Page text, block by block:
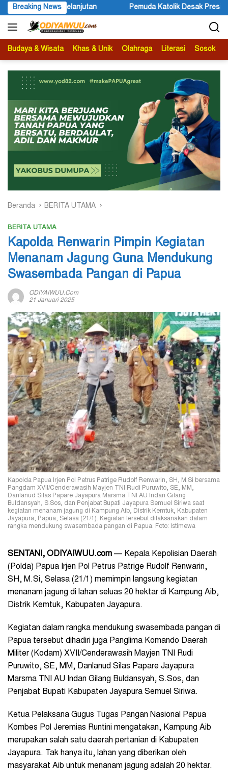
Langsung
ke
konten
Breaking News
Desak Presiden Beri Atensi Terkait Peristiwa yang Menimpa
Budaya & Wisata Khas & Unik Olahraga Literasi Sosok
Beranda BERITA UTAMA
BERITA UTAMA
Kapolda Renwarin Pimpin Kegiatan
Menanam Jagung Guna Mendukung
Swasembada Pangan di Papua
ODIYAIWUU.com
21 Januari 2025
Kapolda Papua Irjen Pol Petrus Patrige Rudolf Renwarin, SH, M.Si bersama
Pangdam XVII/Cenderawasih Mayjen TNI Rudi Puruwito, SE, MM,
Danlanud Silas Papare Jayapura Marsma TNI AU Indan Gilang
Buldansyah, S.Sos, dan Penjabat Bupati Jayapura Semuel Siriwa saat
kegiatan menanam jagung di Kampung Aib, Distrik Kemtuk, Kabupaten
Jayapura, Papua, Selasa (21/1). Kegiatan tersebut dilaksanakan dalam
rangka mendukung swasembada pangan di Papua. Foto: Istimewa
SENTANI, ODIYAIWUU.com — Kepala Kepolisian Daerah
(Polda) Papua Irjen Pol Petrus Patrige Rudolf Renwarin,
SH, M.Si, Selasa (21/1) memimpin langsung kegiatan
menanam jagung di lahan seluas 20 hektar di Kampung Aib,
Distrik Kemtuk, Kabupaten Jayapura.
Kegiatan dalam rangka mendukung swasembada pangan di
Papua tersebut dihadiri juga Panglima Komando Daerah
Militer (Kodam) XVII/Cenderawasih Mayjen TNI Rudi
Puruwito, SE, MM, Danlanud Silas Papare Jayapura
Marsma TNI AU Indan Gilang Buldansyah, S.Sos, dan
Penjabat Bupati Kabupaten Jayapura Semuel Siriwa.
Ketua Pelaksana Gugus Tugas Pangan Nasional Papua
Kombes Pol Jeremias Runtini mengatakan, Kampung Aib
merupakan salah satu daerah pertanian di Kabupaten
Jayapura. Tak hanya itu, lahan yang diberikan oleh
masyarakat Aib untuk menanam jagung adalah 20 hektar.